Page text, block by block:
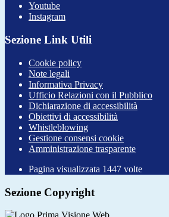
Youtube
Instagram
Sezione Link Utili
Cookie policy
Note legali
Informativa Privacy
Ufficio Relazioni con il Pubblico
Dichiarazione di accessibilità
Obiettivi di accessibilità
Whistleblowing
Gestione consensi cookie
Amministrazione trasparente
Pagina visualizzata 1447 volte
Sezione Copyright